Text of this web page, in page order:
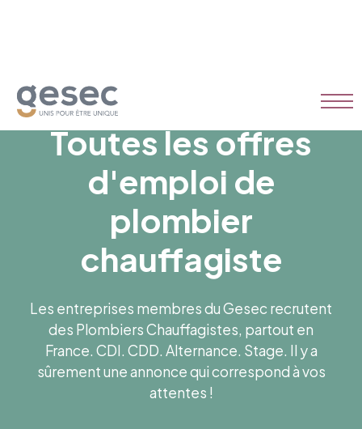
Toutes les offres
d'emploi de
plombier
chauffagiste
Les entreprises membres du Gesec recrutent
des Plombiers Chauffagistes, partout en
France. CDI. CDD. Alternance. Stage. Il y a
sûrement une annonce qui correspond à vos
attentes !